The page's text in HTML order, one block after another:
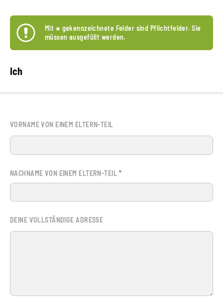
Mit * gekennzeichnete Felder sind Pflichtfelder. Sie
müssen ausgefüllt werden.
Ich
VORNAME VON EINEM ELTERN-TEIL
NACHNAME VON EINEM ELTERN-TEIL*
DEINE VOLLSTÄNDIGE ADRESSE